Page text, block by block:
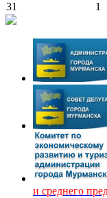
31
1
и среднего